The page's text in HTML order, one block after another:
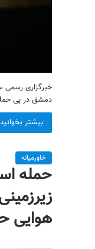
خبرگزاری رسمی
دمشق در پی
بیشتر
خاورمیانه
هوایی